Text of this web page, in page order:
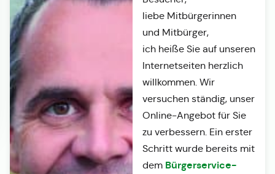
liebe Mitbürgerinnen
und Mitbürger,
ich heiße Sie auf unseren
Internetseiten herzlich
willkommen. Wir
versuchen ständig, unser
Online-Angebot für Sie
zu verbessern. Ein erster
Schritt wurde bereits mit
dem Bürgerservice-